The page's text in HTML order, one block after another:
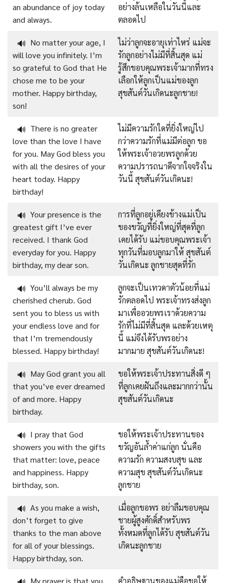
an abundance of joy today
and always.
อย่างล้นเหลือในวันนี้และ
ตลอดไป
🔊 No matter your age, I
will love you infinitely. I’m
so grateful to God that He
chose me to be your
mother. Happy birthday,
son!
ไม่ว่าลูกจะอายุเท่าไหร่ แม่จะ
รักลูกอย่างไม่มีที่สิ้นสุด แม่
รู้สึกขอบคุณพระเจ้ามากที่ทรง
เลือกให้ลูกเป็นแม่ของลูก
สุขสันต์วันเกิดนะลูกชาย!
🔊 There is no greater
love than the love I have
for you. May God bless you
with all the desires of your
heart today. Happy
birthday!
ไม่มีความรักใดที่ยิ่งใหญ่ไป
กว่าความรักที่แม่มีต่อลูก ขอ
ให้พระเจ้าอวยพรลูกด้วย
ความปรารถนาดีจากใจจริงใน
วันนี้ สุขสันต์วันเกิดนะ!
🔊 Your presence is the
greatest gift I’ve ever
received. I thank God
everyday for you. Happy
birthday, my dear son.
การที่ลูกอยู่เคียงข้างแม่เป็น
ของขวัญที่ยิ่งใหญ่ที่สุดที่ลูก
เคยได้รับ แม่ขอบคุณพระเจ้า
ทุกวันที่มอบลูกมาให้ สุขสันต์
วันเกิดนะ ลูกชายสุดที่รัก
🔊 You’ll always be my
cherished cherub. God
sent you to bless us with
your endless love and for
that I’m tremendously
blessed. Happy birthday!
ลูกจะเป็นเทวดาตัวน้อยที่แม่
รักตลอดไป พระเจ้าทรงส่งลูก
มาเพื่ออวยพรเราด้วยความ
รักที่ไม่มีที่สิ้นสุด และด้วยเหตุ
นี้ แม่จึงได้รับพรอย่าง
มากมาย สุขสันต์วันเกิดนะ!
🔊 May God grant you all
that you’ve ever dreamed
of and more. Happy
birthday.
ขอให้พระเจ้าประทานสิ่งดี ๆ
ที่ลูกเคยฝันถึงและมากกว่านั้น
สุขสันต์วันเกิดนะ
🔊 I pray that God
showers you with the gifts
that matter: love, peace
and happiness. Happy
birthday, son.
ขอให้พระเจ้าประทานของ
ขวัญอันล้ำค่าแก่ลูก นั่นคือ
ความรัก ความสงบสุข และ
ความสุข สุขสันต์วันเกิดนะ
ลูกชาย
🔊 As you make a wish,
don’t forget to give
thanks to the man above
for all of your blessings.
Happy birthday, son.
เมื่อลูกขอพร อย่าลืมขอบคุณ
ชายผู้สูงศักดิ์สำหรับพร
ทั้งหมดที่ลูกได้รับ สุขสันต์วัน
เกิดนะลูกชาย
My prayer is that you คำอธิษฐานของแม่คือขอให้